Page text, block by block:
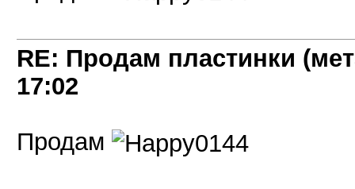
RE: Продам пластинки
17:02
Продам